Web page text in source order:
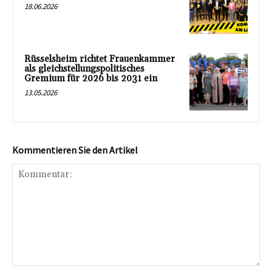
18.06.2026
Rüsselsheim richtet Frauenkammer
als gleichstellungspolitisches
Gremium für 2026 bis 2031 ein
13.05.2026
Kommentieren Sie den Artikel